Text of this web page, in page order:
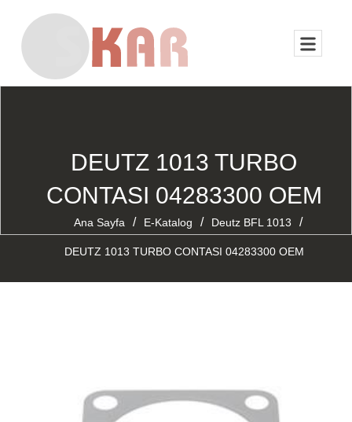
DEUTZ 1013 TURBO
CONTASI 04283300 OEM
Ana Sayfa / E-Katalog / Deutz BFL 1013 /
DEUTZ 1013 TURBO CONTASI 04283300 OEM